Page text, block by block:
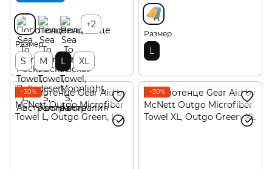
+2
Размер
S M L XL
Размер
L
−30% −30%